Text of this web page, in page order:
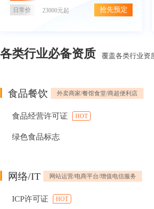
日常价 23000元起 抢先预定
各类行业必备资质 覆盖各类行业资
食品餐饮 外卖商家/餐馆食堂/商超便利店
食品经营许可证 HOT
绿色食品标志
网络/IT 网站运营/电商平台/增值电信服务
ICP许可证 HOT